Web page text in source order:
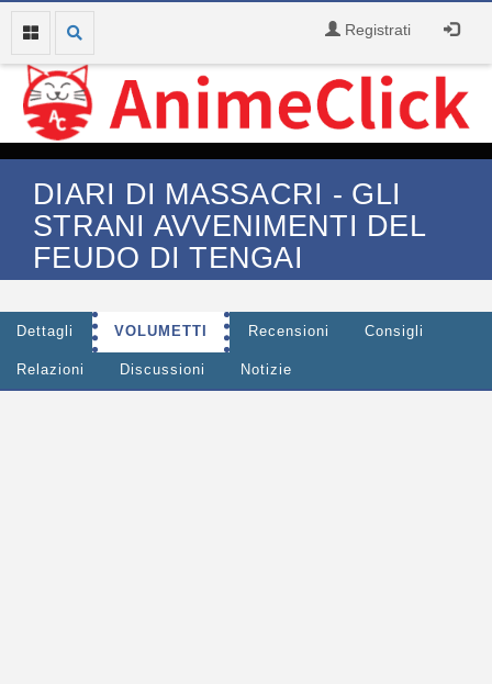
Registrati
DIARI DI MASSACRI - GLI
STRANI AVVENIMENTI DEL
FEUDO DI TENGAI
Dettagli VOLUMETTI Recensioni Consigli
Relazioni Discussioni Notizie